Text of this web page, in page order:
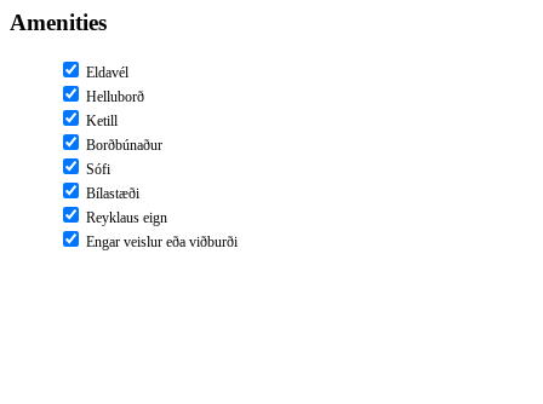
Amenities
Eldavél
Helluborð
Ketill
Borðbúnaður
Sófi
Bílastæði
Reyklaus eign
Engar veislur eða viðburði